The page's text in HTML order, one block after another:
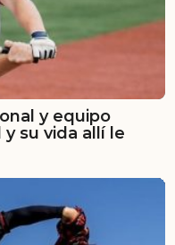
y equipo
y su vida allí le